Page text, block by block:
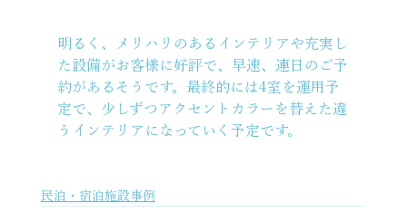
明るく、メリハリのあるインテリアや充実し
た設備がお客様に好評で、早速、連日のご予
約があるそうです。最終的には4室を運用予
定で、少しずつアクセントカラーを替えた違
うインテリアになっていく予定です。
民泊・宿泊施設事例